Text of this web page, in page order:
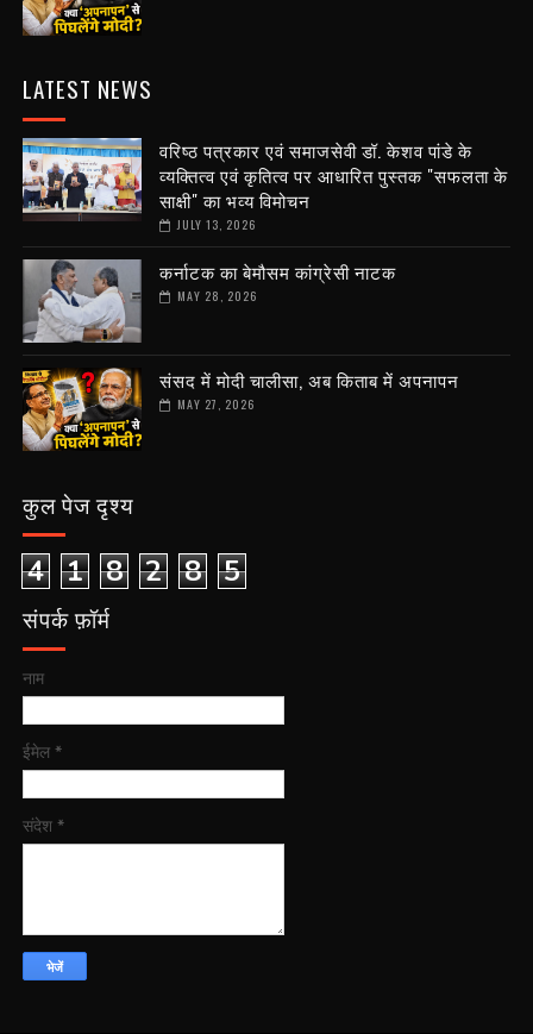
LATEST NEWS
वरिष्ठ पत्रकार एवं समाजसेवी डॉ. केशव पांडे के
व्यक्तित्व एवं कृतित्व पर आधारित पुस्तक "सफलता के
साक्षी" का भव्य विमोचन
JULY 13, 2026
कर्नाटक का बेमौसम कांग्रेसी नाटक
MAY 28, 2026
संसद में मोदी चालीसा, अब किताब में अपनापन
MAY 27, 2026
कुल पेज दृश्य
4 1 8 2 8 5
संपर्क फ़ॉर्म
नाम
ईमेल *
संदेश *